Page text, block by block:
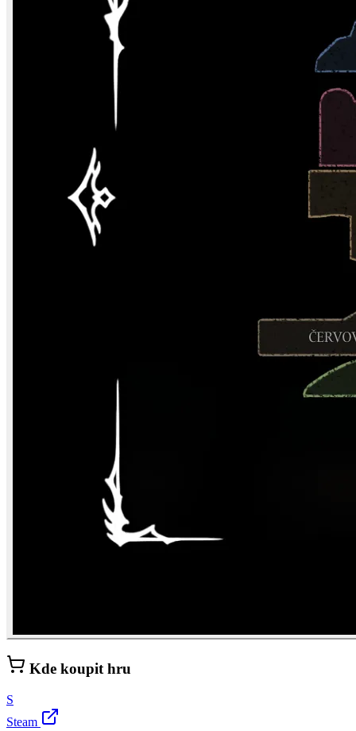
Kde koupit hru
S
Steam